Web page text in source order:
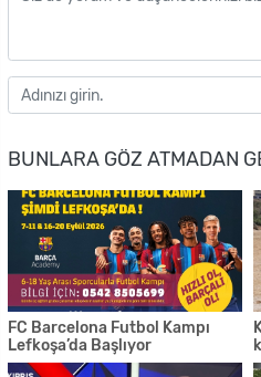
BUNLARA GÖZ ATMADAN
FC Barcelona Futbol Kampı
Lefkoşa’da Başlıyor